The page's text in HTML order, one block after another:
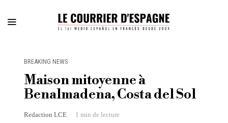
BREAKING NEWS
Maison mitoyenne à
Benalmadena, Costa del Sol
Redaction LCE 1 min de lecture